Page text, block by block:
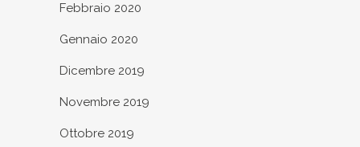
Febbraio 2020
Gennaio 2020
Dicembre 2019
Novembre 2019
Ottobre 2019